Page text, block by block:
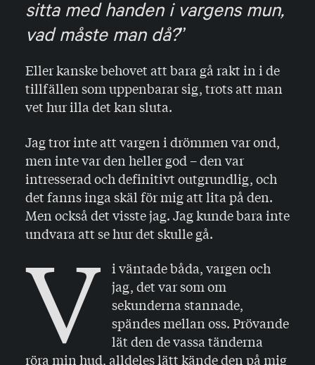
sitta med handen i vargens mun,
vad måste man då?
Eller kanske behovet att bara gå rakt in i de
tillfällen som uppenbarar sig, trots att man
vet hur illa det kan sluta.
Jag tror inte att vargen i drömmen var ond,
men inte var den heller god – den var
intresserad och definitivt outgrundlig, och
det fanns inga skäl för mig att lita på den.
Men också det visste jag. Jag kunde bara inte
undvara att se hur det skulle gå.
V
i väntade båda, vargen och
jag, det var som om
sekunderna stannade,
spändes mellan oss. Prövande
lät den de vassa tänderna
röra min hud, alldeles lätt kände den på mig